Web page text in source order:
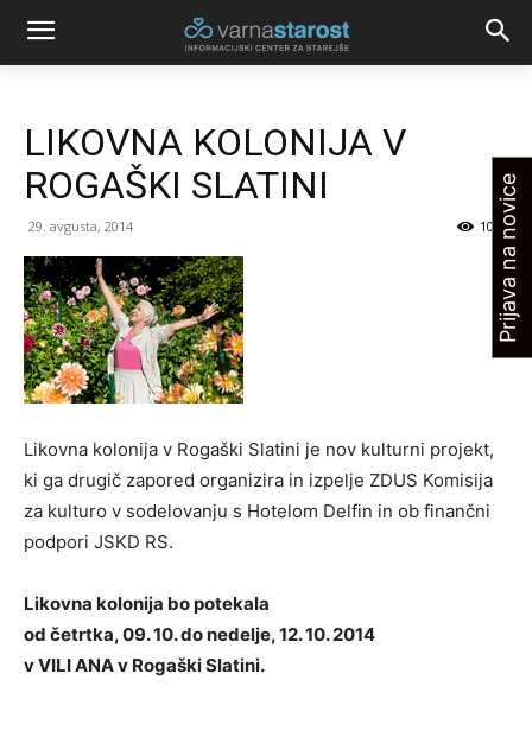
LIKOVNA KOLONIJA V
ROGAŠKI SLATINI
29. avgusta, 2014 1073
Likovna kolonija v Rogaški Slatini je nov kulturni projekt,
ki ga drugič zapored organizira in izpelje ZDUS Komisija
za kulturo v sodelovanju s Hotelom Delfin in ob finančni
podpori JSKD RS.
Likovna kolonija bo potekala
od četrtka, 09. 10. do nedelje, 12. 10. 2014
v VILI ANA v Rogaški Slatini.
Prijava na novice